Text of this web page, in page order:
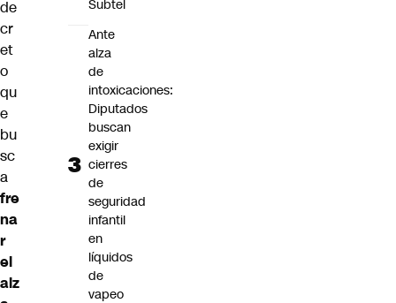
de
cr
et
o
qu
e
bu
sc
a
fre
na
r
el
alz
Subtel
Ante
alza
de
intoxicaciones:
Diputados
buscan
exigir
cierres
de
seguridad
infantil
en
líquidos
de
vapeo